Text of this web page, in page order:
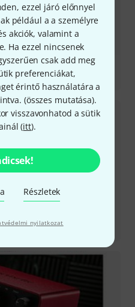
ezzel járó előnnyel
például a a személyre
akciók, valamint a
Ha ezzel nincsenek
csak add meg
preferenciákat,
érintő használatára a
(összes mutatása).
visszavonhatod a sütik
(itt).
Részletek
nyilatkozat